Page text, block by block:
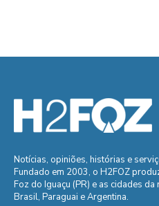
Notícias, opiniões, histórias e
Fundado em 2003, o H2FOZ
Foz do Iguaçu (PR) e as cidades
Brasil, Paraguai e Argentina.